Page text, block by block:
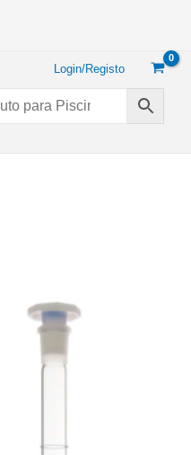
Login/Registo